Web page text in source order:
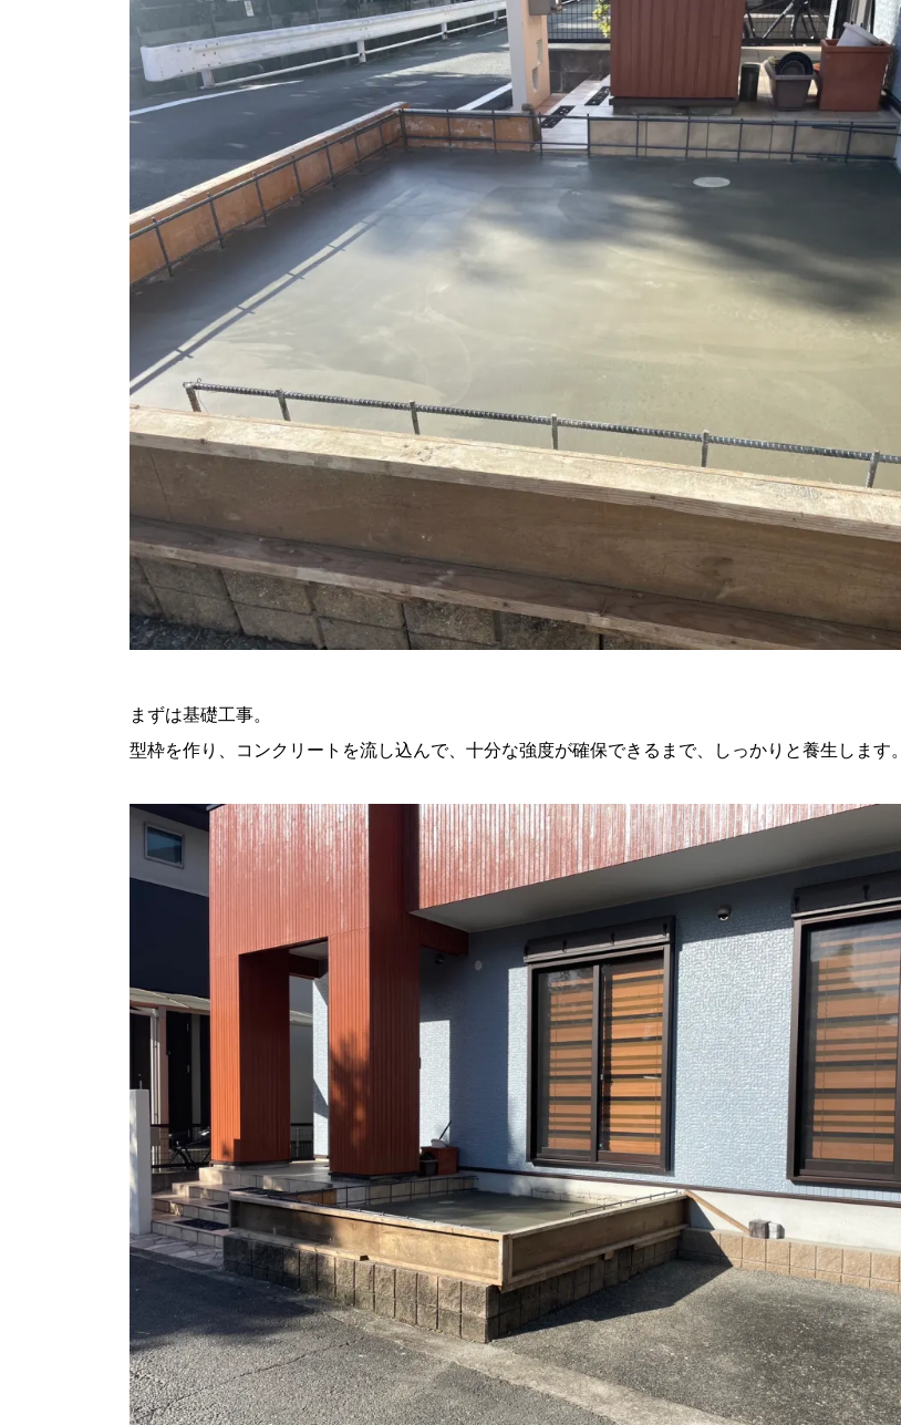
まずは基礎工事。
型枠を作り、コンクリートを流し込んで、十分な強度が確保できるまで、しっかりと養生します。